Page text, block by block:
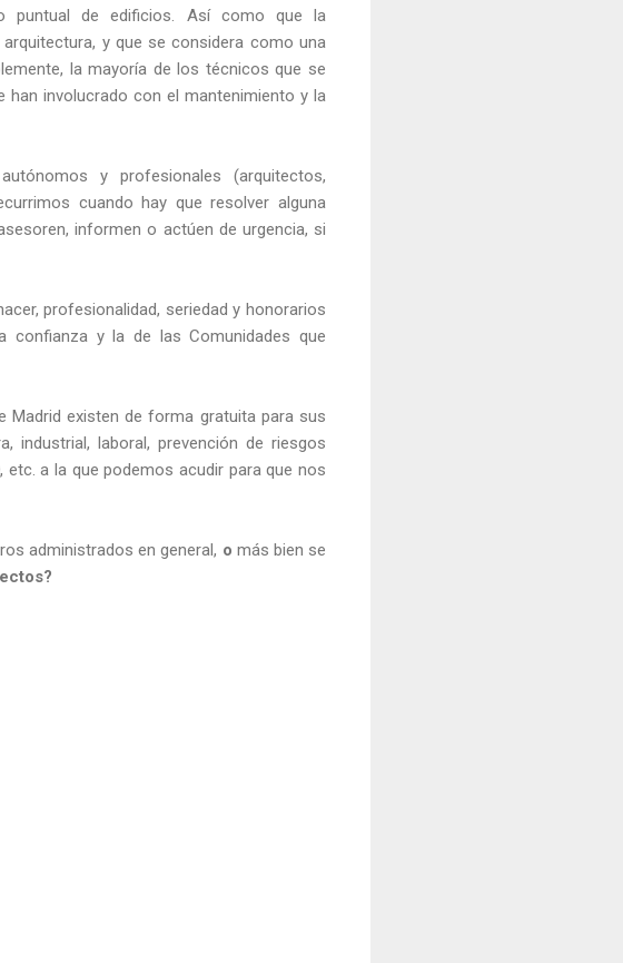
puntual de edificios. Así como que la
y que se considera como una
la mayoría de los técnicos que se
involucrado con el mantenimiento y la
y profesionales (arquitectos,
cuando hay que resolver alguna
informen o actúen de urgencia, si
profesionalidad, seriedad y honorarios
confianza y la de las Comunidades que
Madrid existen de forma gratuita para sus
industrial, laboral, prevención de riesgos
etc. a la que podemos acudir para que nos
administrados en general, o más bien se